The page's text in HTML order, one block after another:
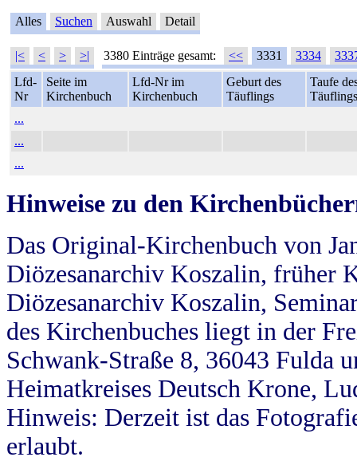
Alles Suchen Auswahl Detail
|< < > >| 3380 Einträge gesamt: << 3331 3334
Lfd-
Nr
Seite im
Kirchenbuch
Lfd-Nr im
Kirchenbuch
Geburt des
Täuflings
Taufe
Täuflings
...
...
...
Hinweise zu den
Das Original-Kirchenbuch von
Diözesanarchiv Koszalin, früher
Diözesanarchiv Koszalin,
des Kirchenbuches liegt in der
Schwank-Straße 8, 36043 Fulda
Heimatkreises Deutsch Krone,
Hinweis: Derzeit ist das
erlaubt.